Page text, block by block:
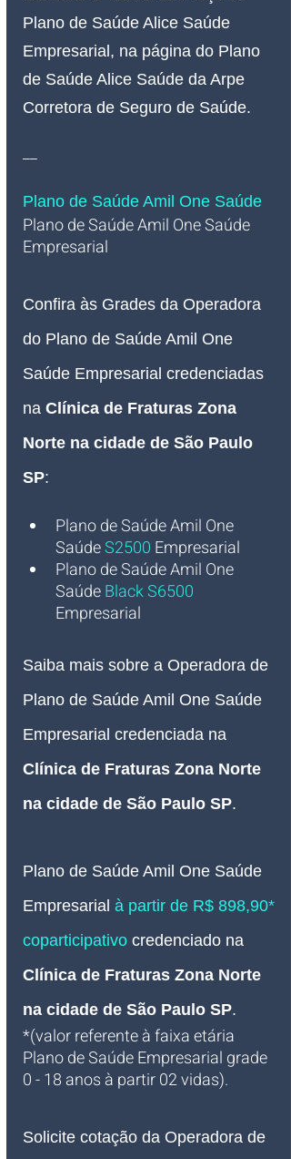
Plano de Saúde Alice Saúde
Empresarial, na página do Plano
de Saúde Alice Saúde da Arpe
Corretora de Seguro de Saúde.
__
Plano de Saúde Amil One Saúde
Plano de Saúde Amil One Saúde
Empresarial
Confira às Grades da Operadora
do Plano de Saúde Amil One
Saúde Empresarial credenciadas
na Clínica de Fraturas Zona
Norte na cidade de São Paulo
SP:
Plano de Saúde Amil One
SaúdeS2500 Empresarial
Plano de Saúde Amil One
SaúdeBlack S6500
Empresarial
Saiba mais sobre a Operadora de
Plano de Saúde Amil One Saúde
Empresarial credenciada na
Clínica de Fraturas Zona Norte
na cidade de São Paulo SP.
Plano de Saúde Amil One Saúde
Empresarial à partir de R$ 898,90*
coparticipativo credenciado na
Clínica de Fraturas Zona Norte
na cidade de São Paulo SP.
*(valor referente à faixa etária
Plano de Saúde Empresarial grade
0 - 18 anos à partir 02 vidas).
Solicite cotação da Operadora de